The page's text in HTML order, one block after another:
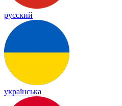
русский
українська